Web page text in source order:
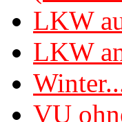
LKW
LKW
VU